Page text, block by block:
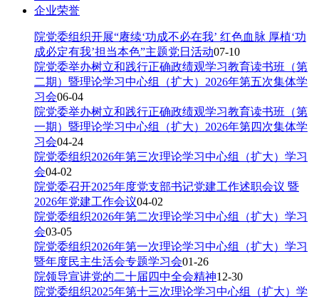
企业荣誉
院党委组织开展“赓续‘功成不必在我’ 红色血脉 厚植‘功
成必定有我’担当本色”主题党日活动07-10
院党委举办树立和践行正确政绩观学习教育读书班（第
二期）暨理论学习中心组（扩大）2026年第五次集体学
习会06-04
院党委举办树立和践行正确政绩观学习教育读书班（第
一期）暨理论学习中心组（扩大）2026年第四次集体学
习会04-24
院党委组织2026年第三次理论学习中心组（扩大）学习
会04-02
院党委召开2025年度党支部书记党建工作述职会议 暨
2026年党建工作会议04-02
院党委组织2026年第二次理论学习中心组（扩大）学习
会03-05
院党委组织2026年第一次理论学习中心组（扩大）学习
暨年度民主生活会专题学习会01-26
院领导宣讲党的二十届四中全会精神12-30
院党委组织2025年第十三次理论学习中心组（扩大）学